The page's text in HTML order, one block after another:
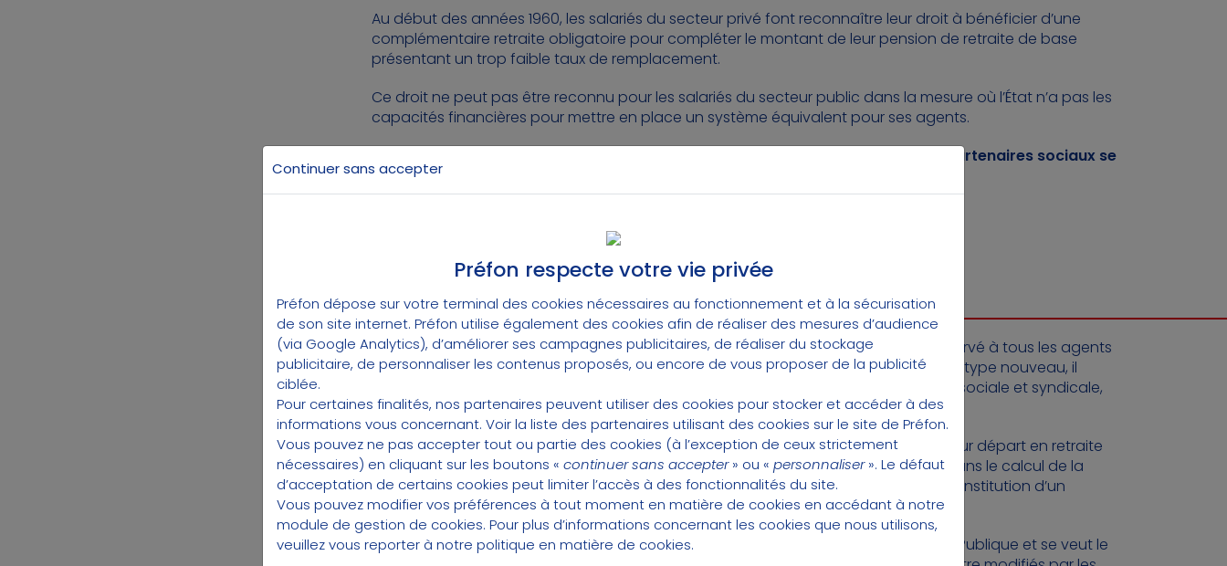
Au début des années 1960, les salariés du secteur privé font reconnaître leur droit à bénéficier d’une
complémentaire retraite obligatoire pour compléter le montant de leur pension de retraite de base
présentant un trop faible taux de remplacement.
Ce droit ne peut pas être reconnu pour les salariés du secteur public dans la mesure où l’État n’a pas les
capacités financières pour mettre en place un système équivalent pour ses agents.
les partenaires sociaux se
mobilisent
LA SOLUTION PROPOSÉE PAR LE RÉGIME DE RETRAITE
COMPLÉMENTAIRE PRÉFON-RETRAITE
En 1967, l’association créeun régime complémentaire et facultatifdestiné et réservé à tous les agents
du service public, les anciens agents et leurs conjoints : c’estPréfon-Retraite. D’un type nouveau, il
réintroduit la technique de la capitalisation, mais l’associe à un modèle de retraite sociale et syndicale,
adapté aux évolutions de la société et de la Fonction Publique.
Au-delà de l’intention première de pallier la perte de revenu de ses affiliés lors de leur départ en retraite
(due, pour partie, à l’époque, à la non prise en compte des primes et indemnités dans le calcul de la
retraite), le régime Préfon-Retraite est devenuun modèle référent
qui permet la constitution d’un
complément de retraite grâce à des revenus réguliers perçus à vie.
Le régime Préfon-Retraite est adapté à la diversité des situations dans la Fonction Publique et se veut le
Continuer sans accepter
Préfon respecte votre vie privée
Préfon dépose sur votre terminal des cookies nécessaires au fonctionnement et à la sécurisation
de son site internet. Préfon utilise également des cookies afin de réaliser des mesures d’audience
(via Google Analytics), d’améliorer ses campagnes publicitaires, de réaliser du stockage
publicitaire, de personnaliser les contenus proposés, ou encore de vous proposer de la publicité
ciblée.
Pour certaines finalités, nos partenaires peuvent utiliser des cookies pour stocker et accéder à des
informations vous concernant. Voir la liste des partenaires utilisant des cookies sur le site de Préfon.
Vous pouvez ne pas accepter tout ou partie des cookies (à l’exception de ceux strictement
nécessaires) en cliquant sur les boutons « continuer sans accepter» ou « personnaliser». Le défaut
d’acceptation de certains cookies peut limiter l’accès à des fonctionnalités du site.
Vous pouvez modifier vos préférences à tout moment en matière de cookies en accédant à notre
module de gestion de cookies. Pour plus d’informations concernant les cookies que nous utilisons,
veuillez vous reporter à notre politique en matière de cookies.